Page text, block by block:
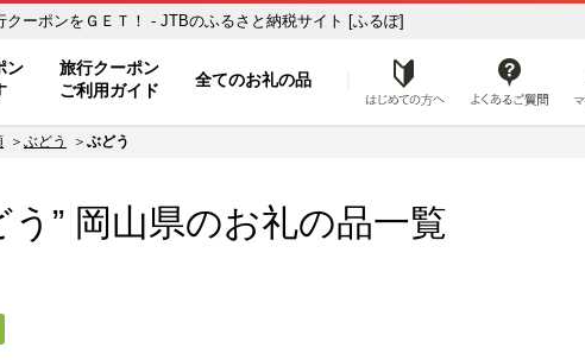
と納税の返礼品で旅行クーポンをＧＥＴ！ - JTBのふるさと納税サイト [ふるぽ]
ン
旅行クーポン
ご利用ガイド
全てのお礼の品 はじめての方へ
ぶどう ぶどう
う” 岡山県のお礼の品一覧